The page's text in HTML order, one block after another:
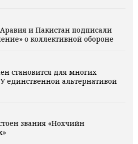
и Пакистан подписали
о коллективной обороне
становится для многих
единственной альтернативой
звания «Нохчийн